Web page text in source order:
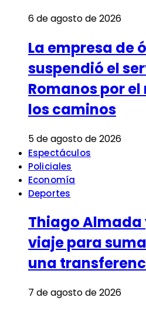
6 de agosto de 2026
La empresa de
suspendió el
Romanos por
los caminos
5 de agosto de 2026
Espectáculos
Policiales
Economía
Deportes
Thiago Almada
viaje para
una
7 de agosto de 2026